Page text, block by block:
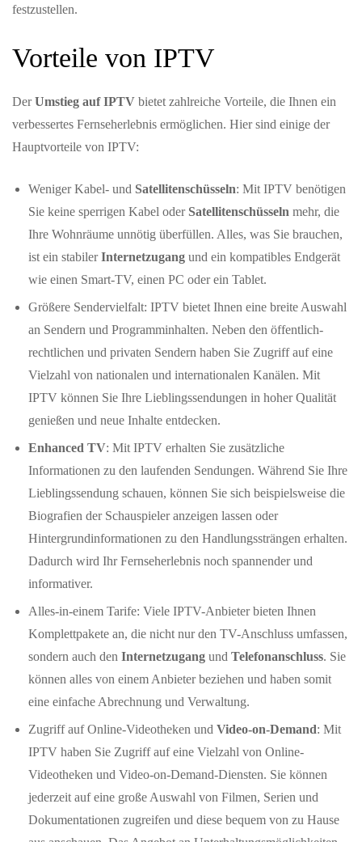
festzustellen.
Vorteile von IPTV
DerUmstieg auf IPTV bietet zahlreiche Vorteile, die Ihnen ein
verbessertes Fernseherlebnis ermöglichen. Hier sind einige der
Hauptvorteile von IPTV:
Weniger Kabel- und Satellitenschüsseln: Mit IPTV benötigen
Sie keine sperrigen Kabel oder Satellitenschüsseln mehr, die
Ihre Wohnräume unnötig überfüllen. Alles, was Sie brauchen,
ist ein stabilerInternetzugang und ein kompatibles Endgerät
wie einen Smart-TV, einen PC oder ein Tablet.
Größere Sendervielfalt: IPTV bietet Ihnen eine breite Auswahl
an Sendern und Programminhalten. Neben den öffentlich-
rechtlichen und privaten Sendern haben Sie Zugriff auf eine
Vielzahl von nationalen und internationalen Kanälen. Mit
IPTV können Sie Ihre Lieblingssendungen in hoher Qualität
genießen und neue Inhalte entdecken.
Enhanced TV: Mit IPTV erhalten Sie zusätzliche
Informationen zu den laufenden Sendungen. Während Sie Ihre
Lieblingssendung schauen, können Sie sich beispielsweise die
Biografien der Schauspieler anzeigen lassen oder
Hintergrundinformationen zu den Handlungssträngen erhalten.
Dadurch wird Ihr Fernseherlebnis noch spannender und
informativer.
Alles-in-einem Tarife: Viele IPTV-Anbieter bieten Ihnen
Komplettpakete an, die nicht nur den TV-Anschluss umfassen,
sondern auch den Internetzugang und Telefonanschluss. Sie
können alles von einem Anbieter beziehen und haben somit
eine einfache Abrechnung und Verwaltung.
Zugriff auf Online-Videotheken und Video-on-Demand: Mit
IPTV haben Sie Zugriff auf eine Vielzahl von Online-
Videotheken und Video-on-Demand-Diensten. Sie können
jederzeit auf eine große Auswahl von Filmen, Serien und
Dokumentationen zugreifen und diese bequem von zu Hause